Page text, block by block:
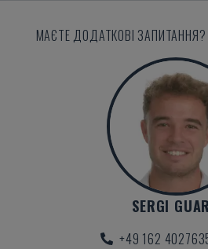
МАЄТЕ ДОДАТКОВІ
SERGI
+49 162